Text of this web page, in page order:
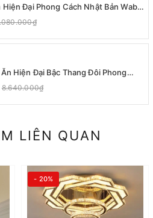
Hiện Đại Phong Cách Nhật Bản Wabi-
Dáng A
Hiện Đại Bậc Thang Đôi Phong
Wabi-sabi DC-T078A
8.640.000₫
LIÊN QUAN
- 20%